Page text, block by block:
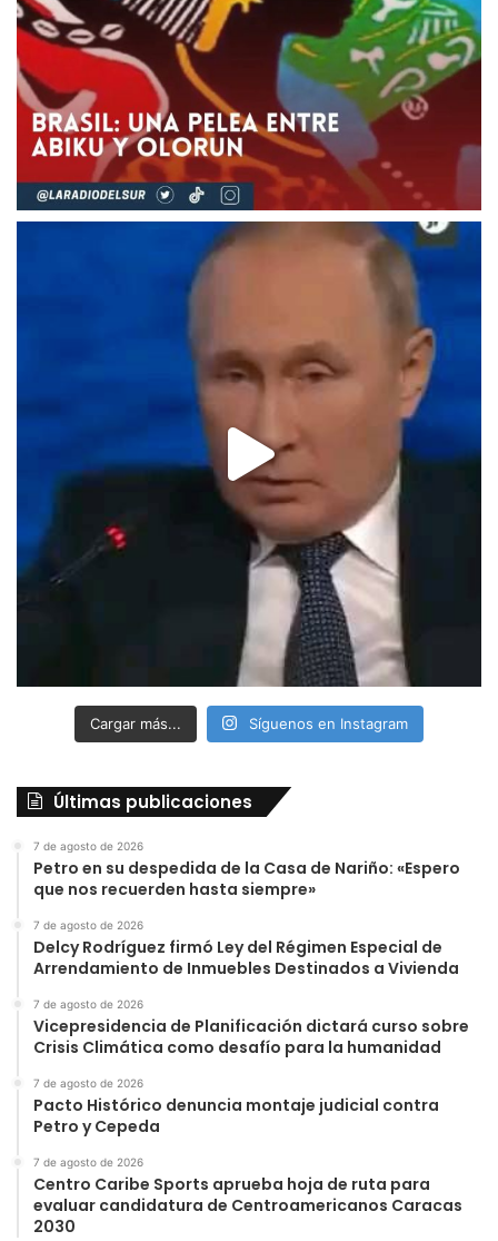
Cargar más... Síguenos en Instagram
Últimas publicaciones
7 de agosto de 2026
Petro en su despedida de la Casa de Nariño: «Espero
que nos recuerden hasta siempre»
7 de agosto de 2026
Delcy Rodríguez firmó Ley del Régimen Especial de
Arrendamiento de Inmuebles Destinados a Vivienda
7 de agosto de 2026
Vicepresidencia de Planificación dictará curso sobre
Crisis Climática como desafío para la humanidad
7 de agosto de 2026
Pacto Histórico denuncia montaje judicial contra
Petro y Cepeda
7 de agosto de 2026
Centro Caribe Sports aprueba hoja de ruta para
evaluar candidatura de Centroamericanos Caracas
2030